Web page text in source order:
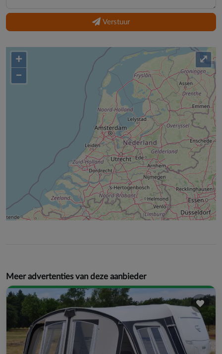
⤢
+
–
Verstuur
Meer advertenties van deze aanbieder